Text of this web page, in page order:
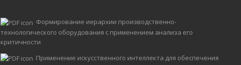
Формирование иерархии производственно-
технологического оборудования с применением анализа его
критичности
Применение искусственного интеллекта для обеспечения